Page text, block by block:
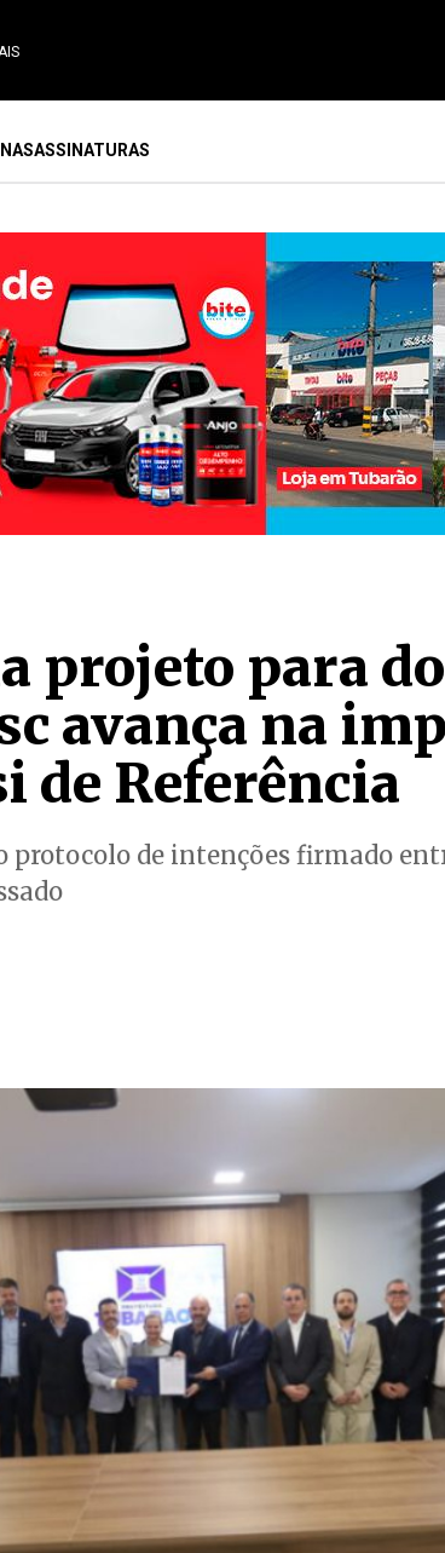
ASSINATURAS
projeto para
avança na
de Referência
protocolo de intenções firmado